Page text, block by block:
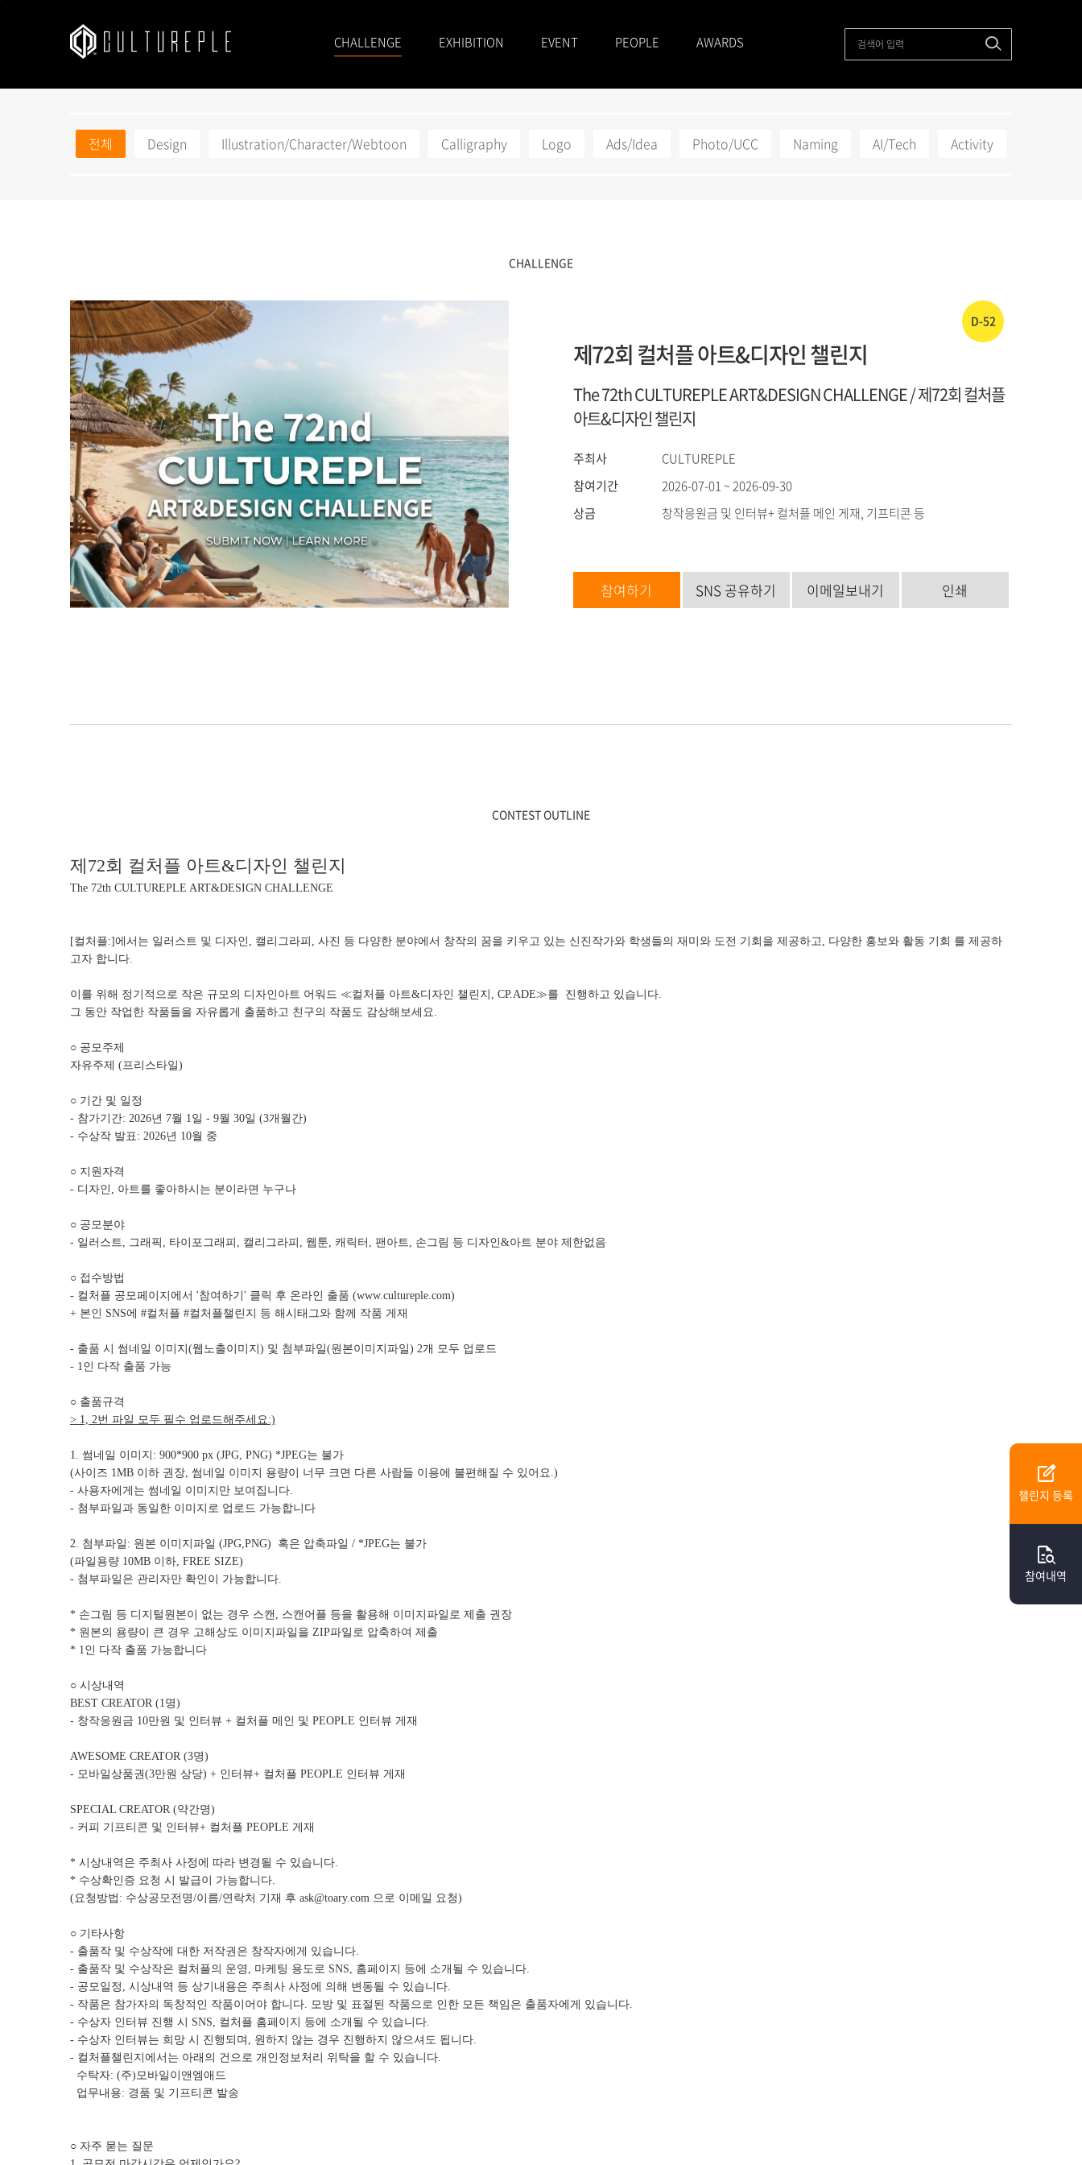
CHALLENGE EXHIBITION EVENT PEOPLE AWARDS
edit_square
챌린지 등록
quick_reference_all
참여내역
전체 Design Illustration/Character/Webtoon Calligraphy Logo Ads/Idea Photo/UCC Naming AI/Tech Activity
CHALLENGE
D-52
제72회 컬처플 아트&디자인 챌린지
The 72th CULTUREPLE ART&DESIGN CHALLENGE / 제72회 컬처플
아트&디자인 챌린지
주최사
CULTUREPLE
참여기간
2026-07-01 ~ 2026-09-30
상금
창작응원금 및 인터뷰+ 컬처플 메인 게재, 기프티콘 등
참여하기 SNS 공유하기 이메일보내기 인쇄
CONTEST OUTLINE
제72회 컬처플 아트&디자인 챌린지
The 72th CULTUREPLE ART&DESIGN CHALLENGE
[컬처플:]에서는 일러스트 및 디자인, 캘리그라피, 사진 등 다양한 분야에서 창작의 꿈을 키우고 있는 신진작가와 학생들의 재미와 도전 기회을 제공하고, 다양한 홍보와 활동 기회 를 제공하
고자 합니다.
이를 위해 정기적으로 작은 규모의 디자인아트 어워드 ≪컬처플 아트&디자인 챌린지, CP.ADE≫를 진행하고 있습니다.
그 동안 작업한 작품들을 자유롭게 출품하고 친구의 작품도 감상해보세요.
○ 공모주제
자유주제 (프리스타일)
○ 기간 및 일정
- 참가기간: 2026년 7월 1일 - 9월 30일 (3개월간)
- 수상작 발표: 2026년 10월 중
○ 지원자격
- 디자인, 아트를 좋아하시는 분이라면 누구나
○ 공모분야
- 일러스트, 그래픽, 타이포그래피, 캘리그라피, 웹툰, 캐릭터, 팬아트, 손그림 등 디자인&아트 분야 제한없음
○ 접수방법
- 컬처플 공모페이지에서 '참여하기' 클릭 후 온라인 출품 (www.cultureple.com)
+ 본인 SNS에 #컬처플 #컬처플챌린지 등 해시태그와 함께 작품 게재
- 출품 시 썸네일 이미지(웹노출이미지) 및 첨부파일(원본이미지파일) 2개 모두 업로드
- 1인 다작 출품 가능
○ 출품규격
> 1, 2번 파일 모두 필수 업로드해주세요:)
1. 썸네일 이미지: 900*900 px (JPG, PNG) *JPEG는 불가
(사이즈 1MB 이하 권장, 썸네일 이미지 용량이 너무 크면 다른 사람들 이용에 불편해질 수 있어요.)
- 사용자에게는 썸네일 이미지만 보여집니다.
- 첨부파일과 동일한 이미지로 업로드 가능합니다
2. 첨부파일: 원본 이미지파일 (JPG,PNG) 혹은 압축파일 / *JPEG는 불가
(파일용량 10MB 이하, FREE SIZE)
- 첨부파일은 관리자만 확인이 가능합니다.
* 손그림 등 디지털원본이 없는 경우 스캔, 스캔어플 등을 활용해 이미지파일로 제출 권장
* 원본의 용량이 큰 경우 고해상도 이미지파일을 ZIP파일로 압축하여 제출
* 1인 다작 출품 가능합니다
○ 시상내역
BEST CREATOR (1명)
- 창작응원금 10만원 및 인터뷰 + 컬처플 메인 및 PEOPLE 인터뷰 게재
AWESOME CREATOR (3명)
- 모바일상품권(3만원 상당) + 인터뷰+ 컬처플 PEOPLE 인터뷰 게재
SPECIAL CREATOR (약간명)
- 커피 기프티콘 및 인터뷰+ 컬처플 PEOPLE 게재
* 시상내역은 주최사 사정에 따라 변경될 수 있습니다.
* 수상확인증 요청 시 발급이 가능합니다.
(요청방법: 수상공모전명/이름/연락처 기재 후 ask@toary.com 으로 이메일 요청)
○ 기타사항
- 출품작 및 수상작에 대한 저작권은 창작자에게 있습니다.
- 출품작 및 수상작은 컬처플의 운영, 마케팅 용도로 SNS, 홈페이지 등에 소개될 수 있습니다.
- 공모일정, 시상내역 등 상기내용은 주최사 사정에 의해 변동될 수 있습니다.
- 작품은 참가자의 독창적인 작품이어야 합니다. 모방 및 표절된 작품으로 인한 모든 책임은 출품자에게 있습니다.
- 수상자 인터뷰 진행 시 SNS, 컬처플 홈페이지 등에 소개될 수 있습니다.
- 수상자 인터뷰는 희망 시 진행되며, 원하지 않는 경우 진행하지 않으셔도 됩니다.
- 컬처플챌린지에서는 아래의 건으로 개인정보처리 위탁을 할 수 있습니다.
수탁자: (주)모바일이앤엠애드
업무내용: 경품 및 기프티콘 발송
○ 자주 묻는 질문